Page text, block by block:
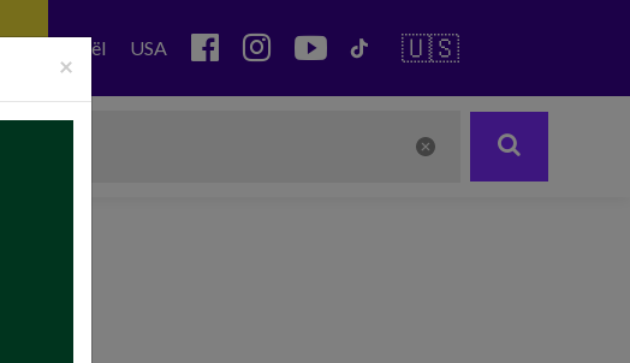
Israël USA 🇺🇸
×